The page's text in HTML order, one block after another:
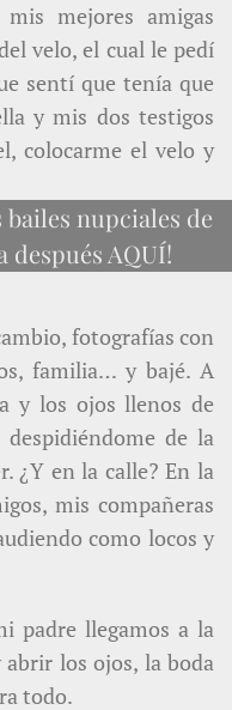
mejores amigas
velo, el cual le pedí
sentí que tenía que
y mis dos testigos
colocarme el velo y
nupciales de
después AQUÍ!
fotografías con
familia… y bajé. A
y los ojos llenos de
despidiéndome de la
¿Y en la calle? En la
mis compañeras
como locos y
padre llegamos a la
los ojos, la boda
todo.